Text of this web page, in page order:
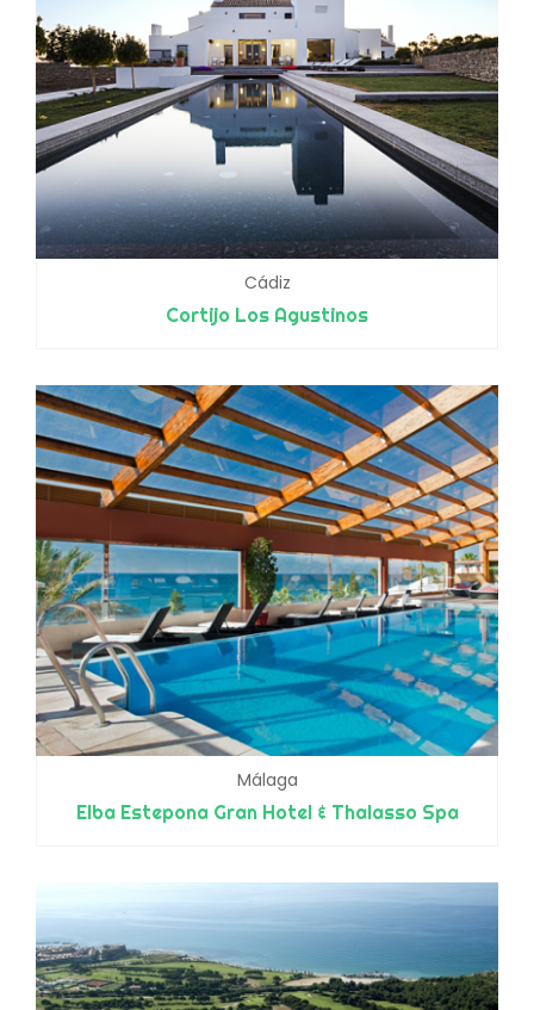
Cádiz
Cortijo Los Agustinos
Málaga
Elba Estepona Gran Hotel & Thalasso Spa